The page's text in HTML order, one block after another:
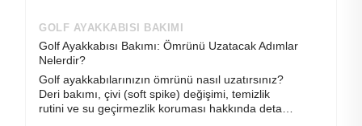
GOLF AYAKKABISI BAKIMI
Golf Ayakkabısı Bakımı: Ömrünü Uzatacak Adımlar
Nelerdir?
Golf ayakkabılarınızın ömrünü nasıl uzatırsınız?
Deri bakımı, çivi (soft spike) değişimi, temizlik
rutini ve su geçirmezlik koruması hakkında detaylı